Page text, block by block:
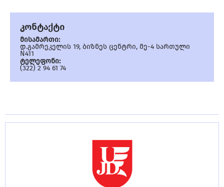
კონტაქტი
მისამართი:
დ.გამრეკელის 19, ბიზნეს ცენტრი, მე-4 სართული
N411
ტელეფონი:
(322) 2 94 61 74